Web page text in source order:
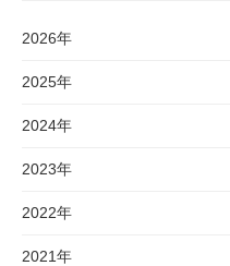
2026年
2025年
2024年
2023年
2022年
2021年